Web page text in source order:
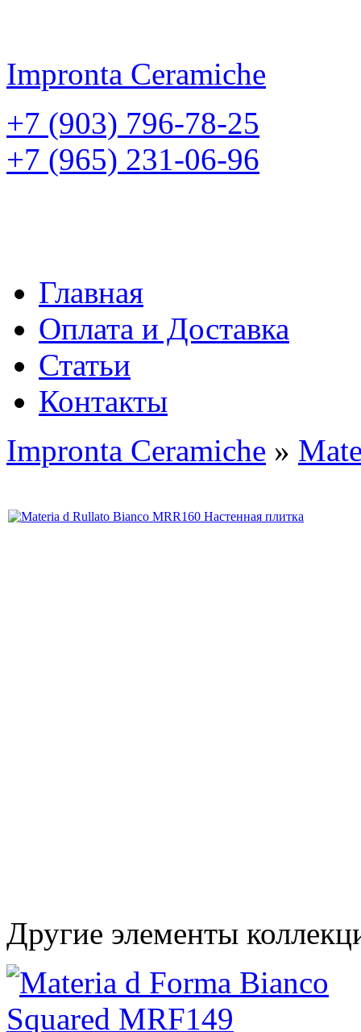
Impronta Ceramiche
+7 (903) 796-78-25
+7 (965) 231-06-96
Главная
Оплата и Доставка
Статьи
Контакты
Impronta Ceramiche »
Другие элементы